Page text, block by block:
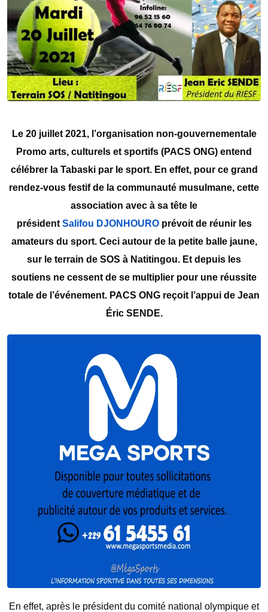
Le 20 juillet 2021, l’organisation non-gouvernementale
Promo arts, culturels et sportifs (PACS ONG) entend
célébrer la Tabaski par le sport. En effet, pour ce grand
rendez-vous festif de la communauté musulmane, cette
association avec à sa tête le
président Salifou DJONHOUROprévoit de réunir les
amateurs du sport. Ceci autour de la petite balle jaune,
sur le terrain de SOS à Natitingou. Et depuis les
soutiens ne cessent de se multiplier pour une réussite
totale de l’événement. PACS ONG reçoit l’appui de Jean
Éric SENDE.
En effet, après le président du comité national olympique et